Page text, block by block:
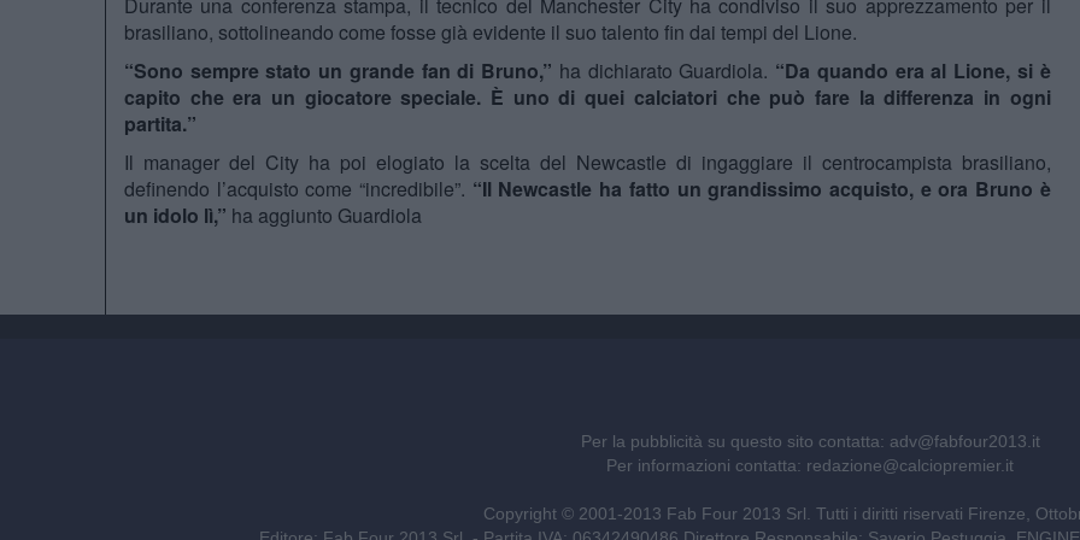
Durante una conferenza stampa, il tecnico del Manchester City ha condiviso il suo apprezzamento per il
brasiliano, sottolineando come fosse già evidente il suo talento fin dai tempi del Lione.
“Sono sempre stato un grande fan di Bruno,” ha dichiarato Guardiola. “Da quando era al Lione, si è
capito che era un giocatore speciale. È uno di quei calciatori che può fare la differenza in ogni
partita.”
Il manager del City ha poi elogiato la scelta del Newcastle di ingaggiare il centrocampista brasiliano,
definendo l’acquisto come “incredibile”. “Il Newcastle ha fatto un grandissimo acquisto, e ora Bruno è
un idolo lì,” ha aggiunto Guardiola
Per la pubblicità su questo sito contatta: adv@fabfour2013.it
Per informazioni contatta: redazione@calciopremier.it
Copyright © 2001-2013 Fab Four 2013 Srl. Tutti i diritti riservati Firenze,